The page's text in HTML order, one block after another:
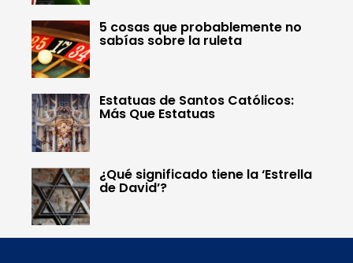
5 cosas que probablemente no
sabías sobre la ruleta
Estatuas de Santos Católicos:
Más Que Estatuas
¿Qué significado tiene la ‘Estrella
de David’?